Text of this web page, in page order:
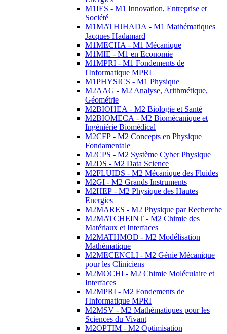
M1IES - M1 Innovation, Entreprise et
Société
M1MATHJHADA - M1 Mathématiques
Jacques Hadamard
M1MECHA - M1 Mécanique
M1MIE - M1 en Economie
M1MPRI - M1 Fondements de
l'Informatique MPRI
M1PHYSICS - M1 Physique
M2AAG - M2 Analyse, Arithmétique,
Géométrie
M2BIOHEA - M2 Biologie et Santé
M2BIOMECA - M2 Biomécanique et
Ingéniérie Biomédical
M2CFP - M2 Concepts en Physique
Fondamentale
M2CPS - M2 Système Cyber Physique
M2DS - M2 Data Science
M2FLUIDS - M2 Mécanique des Fluides
M2GI - M2 Grands Instruments
M2HEP - M2 Physique des Hautes
Energies
M2MARES - M2 Physique par Recherche
M2MATCHEINT - M2 Chimie des
Matériaux et Interfaces
M2MATHMOD - M2 Modélisation
Mathématique
M2MECENCLI - M2 Génie Mécanique
pour les Cliniciens
M2MOCHI - M2 Chimie Moléculaire et
Interfaces
M2MPRI - M2 Fondements de
l'Informatique MPRI
M2MSV - M2 Mathématiques pour les
Sciences du Vivant
M2OPTIM - M2 Optimisation